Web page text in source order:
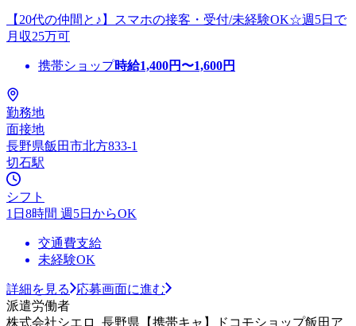
【20代の仲間と♪】スマホの接客・受付/未経験OK☆週5日で
月収25万可
携帯ショップ時給1,400円〜1,600円
勤務地
面接地
長野県飯田市北方833-1
切石駅
シフト
1日8時間 週5日からOK
交通費支給
未経験OK
詳細を見る
応募画面に進む
派遣労働者
株式会社シエロ_長野県【携帯キャ】ドコモショップ飯田ア